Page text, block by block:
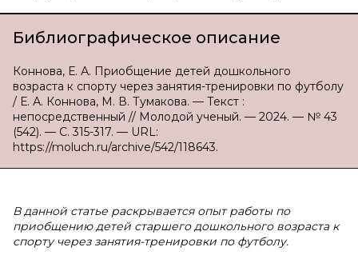
Библиографическое описание
Коннова, Е. А. Приобщение детей дошкольного
возраста к спорту через занятия-тренировки по футболу
/ Е. А. Коннова, М. В. Тумакова. — Текст :
непосредственный // Молодой ученый. — 2024. — № 43
(542). — С. 315-317. — URL:
https://moluch.ru/archive/542/118643.
Вданной статье раскрывается опыт работы по
приобщению детей старшего дошкольного возраста к
спорту через занятия-тренировки по футболу.